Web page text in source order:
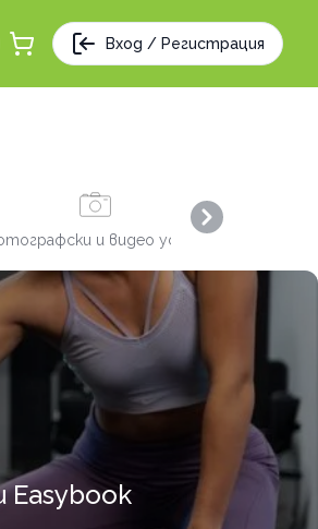
Вход / Регистрация
и видео услуги
Next slide
Easybook